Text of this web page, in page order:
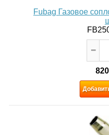
Fubag Газовое